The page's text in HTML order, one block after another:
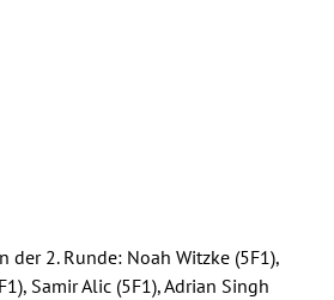
der 2. Runde: Noah Witzke (5F1),
Samir Alic (5F1), Adrian Singh